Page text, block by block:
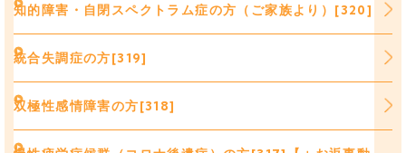
知的障害・自閉スペクトラム症の方（ご家族より）[320]
統合失調症の方[319]
双極性感情障害の方[318]